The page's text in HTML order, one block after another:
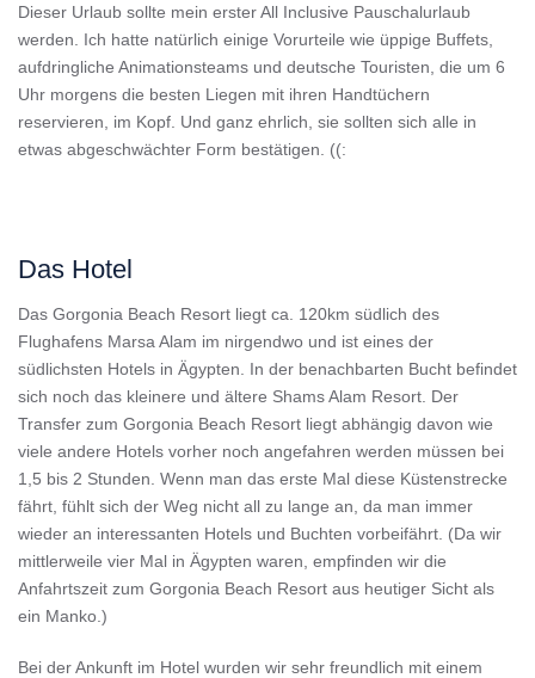
Dieser Urlaub sollte mein erster All Inclusive Pauschalurlaub
werden. Ich hatte natürlich einige Vorurteile wie üppige Buffets,
aufdringliche Animationsteams und deutsche Touristen, die um 6
Uhr morgens die besten Liegen mit ihren Handtüchern
reservieren, im Kopf. Und ganz ehrlich, sie sollten sich alle in
etwas abgeschwächter Form bestätigen. ((:
Das Hotel
Das Gorgonia Beach Resort liegt ca. 120km südlich des
Flughafens Marsa Alam im nirgendwo und ist eines der
südlichsten Hotels in Ägypten. In der benachbarten Bucht befindet
sich noch das kleinere und ältere Shams Alam Resort. Der
Transfer zum Gorgonia Beach Resort liegt abhängig davon wie
viele andere Hotels vorher noch angefahren werden müssen bei
1,5 bis 2 Stunden. Wenn man das erste Mal diese Küstenstrecke
fährt, fühlt sich der Weg nicht all zu lange an, da man immer
wieder an interessanten Hotels und Buchten vorbeifährt. (Da wir
mittlerweile vier Mal in Ägypten waren, empfinden wir die
Anfahrtszeit zum Gorgonia Beach Resort aus heutiger Sicht als
ein Manko.)
Bei der Ankunft im Hotel wurden wir sehr freundlich mit einem